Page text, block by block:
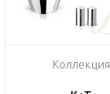
Коллекция